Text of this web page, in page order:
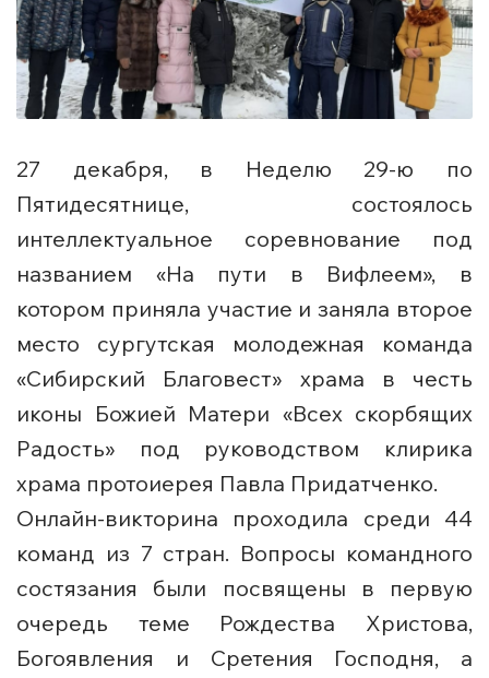
27 декабря, в Неделю 29-ю по
Пятидесятнице, состоялось
интеллектуальное соревнование под
названием «На пути в Вифлеем», в
котором приняла участие и заняла второе
место сургутская молодежная команда
«Сибирский Благовест» храма в честь
иконы Божией Матери «Всех скорбящих
Радость» под руководством клирика
храма протоиерея Павла Придатченко.
Онлайн-викторина проходила среди 44
команд из 7 стран. Вопросы командного
состязания были посвящены в первую
очередь теме Рождества Христова,
Богоявления и Сретения Господня, а